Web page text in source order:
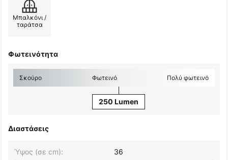
Μπαλκόνι /
ταράτσα
Φωτεινότητα
Σκούρο Φωτεινό Πολύ φωτεινό
250 Lumen
Διαστάσεις
Ύψος (σε cm): 36